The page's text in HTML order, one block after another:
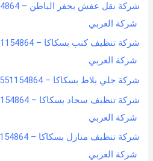
شركة العربي
شركة العربي
شركة جلي بلاط بسكاكا – 0551154864 اتصل بنا – شركة العربي
شركة العربي
شركة العربي